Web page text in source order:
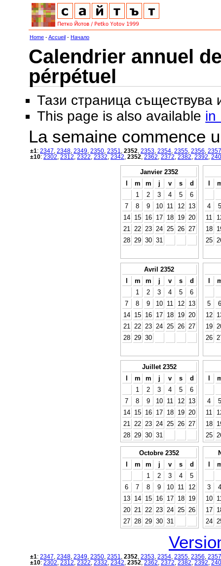
Home -Accueil - Начало
Calendrier annuel
pérpétuel
Тази страница съществува
This page is also available in
La semaine commence
±1: 2347 2348 2349 2350 2351 2352 2353 2354 2355 2356 2357
±10: 2302 2312 2322 2332 2342 2352 2362 2372 2382 2392
Janvier 2352
l
m m j v s
d
1
2 3 4 5
6
7
8 9 10 11 12
13
14
15 16 17 18 19
20
21
22 23 24 25 26
27
28
29 30 31
l
4
5
11
18
25
Avril 2352
l
m m j v s
d
1
2 3 4 5
6
7
8 9 10 11 12
13
14
15 16 17 18 19
20
21
22 23 24 25 26
27
28
29 30
l
5
6
12
19
26
Juillet 2352
l
m m j v s
d
1
2 3 4 5
6
7
8 9 10 11 12
13
14
15 16 17 18 19
20
21
22 23 24 25 26
27
28
29 30 31
l
4
5
11
18
25
Octobre 2352
l
m m j v s
d
1
2 3 4
5
6
7 8 9 10 11
12
13
14 15 16 17 18
19
20
21 22 23 24 25
26
27
28 29 30 31
l
3
4
10
17
24
±1: 2347 2348 2349 2350 2351 2352 2353 2354 2355 2356 2357
±10: 2302 2312 2322 2332 2342 2352 2362 2372 2382 2392